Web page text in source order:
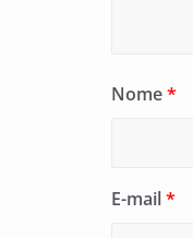
Nome*
E-mail*